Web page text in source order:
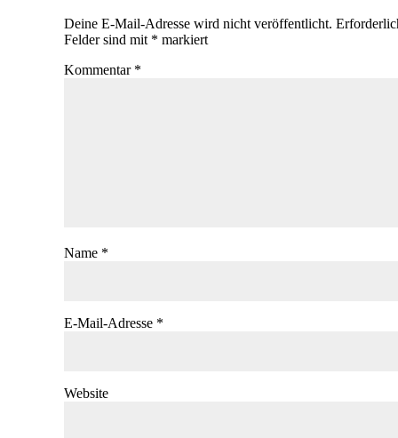
Deine E-Mail-Adresse wird nicht veröffentlicht.
Felder sind mit * markiert
Kommentar *
Name *
E-Mail-Adresse *
Website